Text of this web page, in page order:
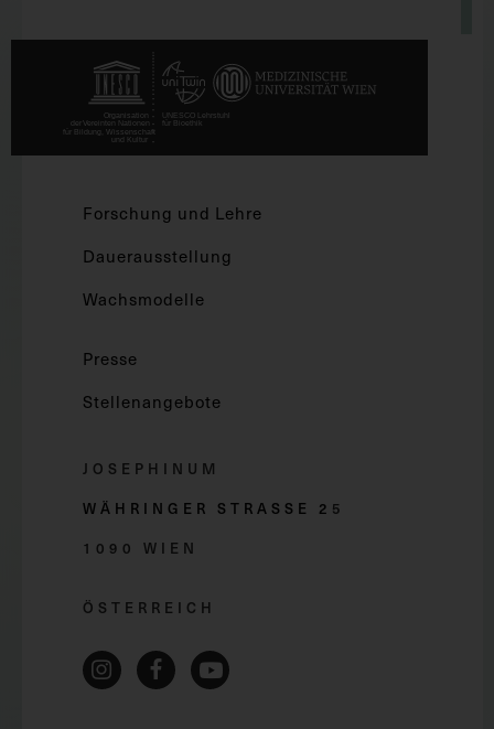
Forschung und Lehre
Dauerausstellung
Wachsmodelle
Presse
Stellenangebote
JOSEPHINUM
WÄHRINGER STRASSE 2 5
1090 WIEN
ÖSTERREICH